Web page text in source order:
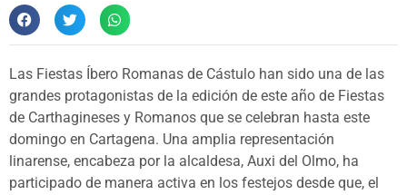
Las Fiestas Íbero Romanas de Cástulo han sido una de las
grandes protagonistas de la edición de este año de Fiestas
de Carthagineses y Romanos que se celebran hasta este
domingo en Cartagena. Una amplia representación
linarense, encabeza por la alcaldesa, Auxi del Olmo, ha
participado de manera activa en los festejos desde que, el